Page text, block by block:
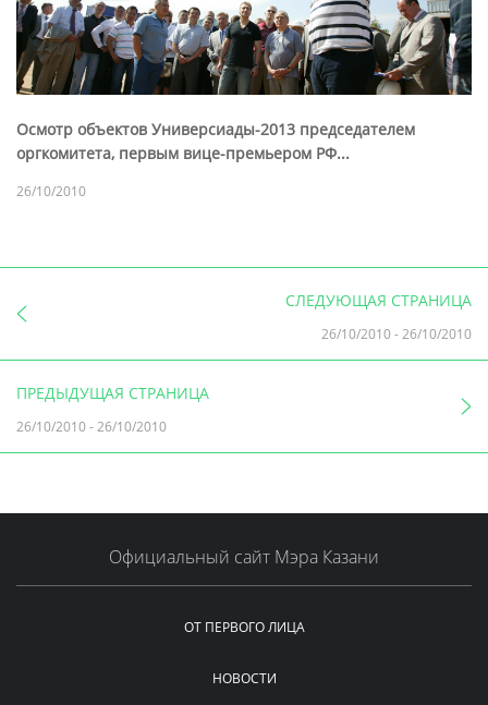
Осмотр объектов Универсиады-2013 председателем
оргкомитета, первым вице-премьером РФ...
26/10/2010
СЛЕДУЮЩАЯ СТРАНИЦА
26/10/2010-26/10/2010
ПРЕДЫДУЩАЯ СТРАНИЦА
26/10/2010-26/10/2010
Официальный сайт Мэра Казани
ОТ ПЕРВОГО ЛИЦА
НОВОСТИ